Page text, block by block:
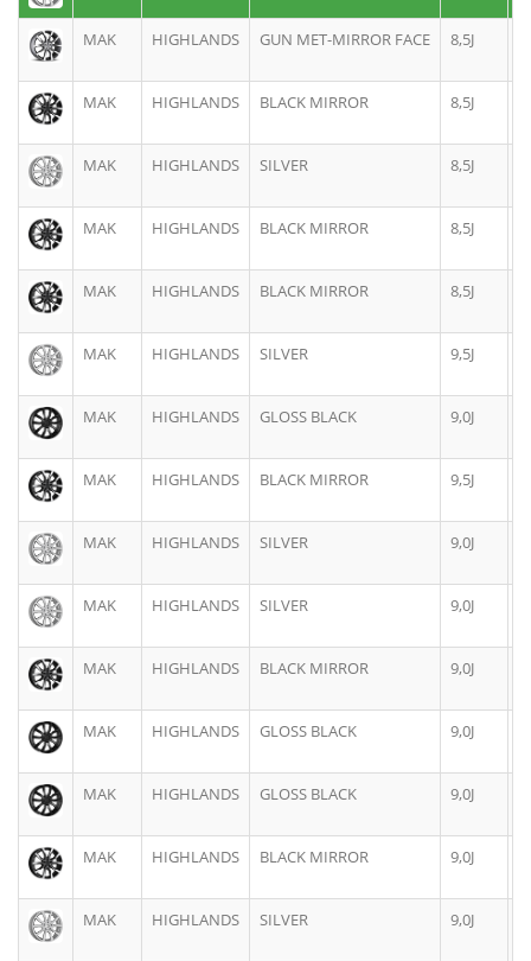
MAK HIGHLANDS GUN MET-MIRROR FACE 8,5J
MAK HIGHLANDS BLACK MIRROR 8,5J
MAK HIGHLANDS SILVER 8,5J
MAK HIGHLANDS BLACK MIRROR 8,5J
MAK HIGHLANDS BLACK MIRROR 8,5J
MAK HIGHLANDS SILVER 9,5J
MAK HIGHLANDS GLOSS BLACK 9,0J
MAK HIGHLANDS BLACK MIRROR 9,5J
MAK HIGHLANDS SILVER 9,0J
MAK HIGHLANDS SILVER 9,0J
MAK HIGHLANDS BLACK MIRROR 9,0J
MAK HIGHLANDS GLOSS BLACK 9,0J
MAK HIGHLANDS GLOSS BLACK 9,0J
MAK HIGHLANDS BLACK MIRROR 9,0J
MAK HIGHLANDS SILVER 9,0J